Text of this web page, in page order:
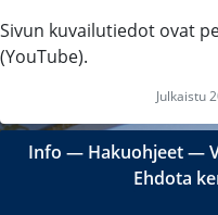
Sivun kuvailutiedot ovat
(YouTube).
Julkaistu
Info ― Hakuohjeet―
Ehdota